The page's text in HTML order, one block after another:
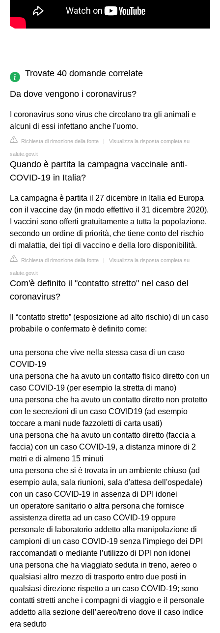
Trovate 40 domande correlate
Da dove vengono i coronavirus?
I coronavirus sono virus che circolano tra gli animali e
alcuni di essi infettano anche l'uomo.
Richiesta di rimozione della fonte | Visualizza la risposta completa su
salute.gov.it
Quando è partita la campagna vaccinale anti-
COVID-19 in Italia?
La campagna è partita il 27 dicembre in Italia ed Europa
con il vaccine day (in modo effettivo il 31 dicembre 2020).
I vaccini sono offerti gratuitamente a tutta la popolazione,
secondo un ordine di priorità, che tiene conto del rischio
di malattia, dei tipi di vaccino e della loro disponibilità.
Richiesta di rimozione della fonte | Visualizza la risposta completa su
salute.gov.it
Com'è definito il "contatto stretto" nel caso del
coronavirus?
Il “contatto stretto” (esposizione ad alto rischio) di un caso
probabile o confermato è definito come:
una persona che vive nella stessa casa di un caso
COVID-19
una persona che ha avuto un contatto fisico diretto con un
caso COVID-19 (per esempio la stretta di mano)
una persona che ha avuto un contatto diretto non protetto
con le secrezioni di un caso COVID19 (ad esempio
toccare a mani nude fazzoletti di carta usati)
una persona che ha avuto un contatto diretto (faccia a
faccia) con un caso COVID-19, a distanza minore di 2
metri e di almeno 15 minuti
una persona che si è trovata in un ambiente chiuso (ad
esempio aula, sala riunioni, sala d'attesa dell'ospedale)
con un caso COVID-19 in assenza di DPI idonei
un operatore sanitario o altra persona che fornisce
assistenza diretta ad un caso COVID-19 oppure
personale di laboratorio addetto alla manipolazione di
campioni di un caso COVID-19 senza l’impiego dei DPI
raccomandati o mediante l’utilizzo di DPI non idonei
una persona che ha viaggiato seduta in treno, aereo o
qualsiasi altro mezzo di trasporto entro due posti in
qualsiasi direzione rispetto a un caso COVID-19; sono
contatti stretti anche i compagni di viaggio e il personale
addetto alla sezione dell’aereo/treno dove il caso indice
era seduto